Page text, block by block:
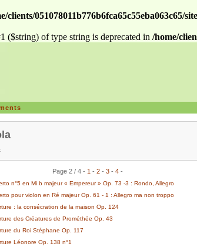
clients/051078011b776b6fca65c55eba063c65/
($string) of type string is deprecated in /home/
Page 2 / 4 - 1 - 2- 3- 4-
n°5 en Mi b majeur « Empereur » Op. 73 -3 : Rondo, Allegro
pour violon en Ré majeur Op. 61 - 1 : Allegro ma non troppo
: la consécration de la maison Op. 124
des Créatures de Prométhée Op. 43
du Roi Stéphane Op. 117
Léonore Op. 138 n°1